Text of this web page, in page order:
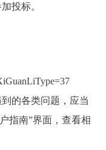
投标。
的各类问题，应当
指南”界面，查看相